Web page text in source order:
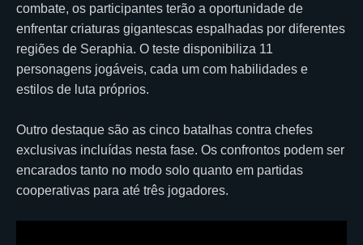
combate, os participantes terão a oportunidade de
enfrentar criaturas gigantescas espalhadas por diferentes
regiões de Seraphia. O teste disponibiliza 11
personagens jogáveis, cada um com habilidades e
estilos de luta próprios.
Outro destaque são as cinco batalhas contra chefes
exclusivas incluídas nesta fase. Os confrontos podem ser
encarados tanto no modo solo quanto em partidas
cooperativas para até três jogadores.